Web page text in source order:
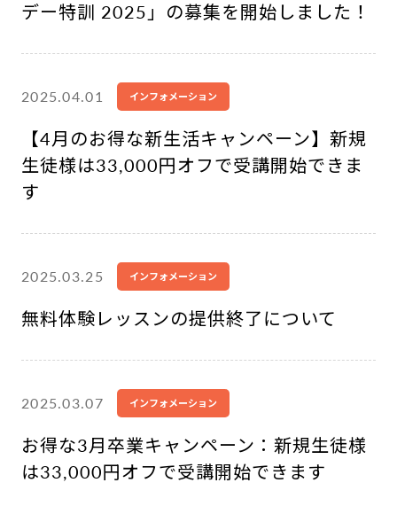
デー特訓 2025」の募集を開始しました！
2025.04.01 インフォメーション
【4月のお得な新生活キャンペーン】新規
生徒様は33,000円オフで受講開始できま
す
2025.03.25 インフォメーション
無料体験レッスンの提供終了について
2025.03.07 インフォメーション
お得な3月卒業キャンペーン：新規生徒様
は33,000円オフで受講開始できます